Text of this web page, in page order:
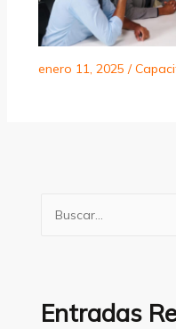
enero 11, 2025 /
a
Entradas